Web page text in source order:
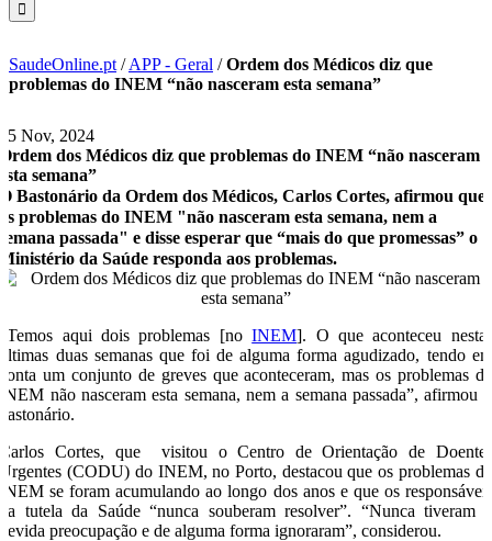
SaudeOnline.pt /APP - Geral /Ordem dos Médicos diz que
problemas do INEM “não nasceram esta semana”
15 Nov, 2024
Ordem dos Médicos diz que problemas do INEM “não nasceram
esta semana”
O Bastonário da Ordem dos Médicos, Carlos Cortes, afirmou que
os problemas do INEM "não nasceram esta semana, nem a
semana passada" e disse esperar que “mais do que promessas” o
Ministério da Saúde responda aos problemas.
“Temos aqui dois problemas [noINEM]. O que aconteceu nestas
últimas duas semanas que foi de alguma forma agudizado, tendo em
conta um conjunto de greves que aconteceram, mas os problemas do
INEM não nasceram esta semana, nem a semana passada”, afirmou o
bastonário.
Carlos Cortes, que visitou o Centro de Orientação de Doentes
Urgentes (CODU) do INEM, no Porto, destacou que os problemas do
INEM se foram acumulando ao longo dos anos e que os responsáveis
da tutela da Saúde “nunca souberam resolver”. “Nunca tiveram a
devida preocupação e de alguma forma ignoraram”, considerou.